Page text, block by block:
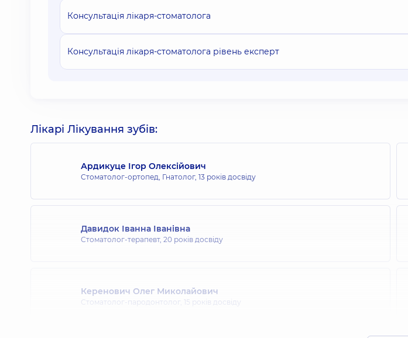
Консультація лікаря-стоматолога
Консультація лікаря-стоматолога рівень експерт
Лікарі Лікування зубів:
Ардикуце Ігор Олексійович
Стоматолог-ортопед, Гнатолог, 13 років досвіду
Давидок Іванна Іванівна
Стоматолог-терапевт, 20 років досвіду
Керенович Олег Миколайович
Стоматолог-пародонтолог, 15 років досвіду